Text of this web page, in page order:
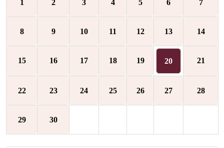
1 2 3 4 5 6 7
8 9 10 11 12 13 14
15 16 17 18 19 20 21
22 23 24 25 26 27 28
29 30